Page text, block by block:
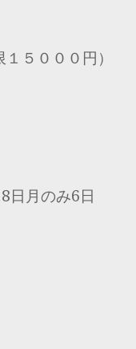
５０００円）
日月のみ6日